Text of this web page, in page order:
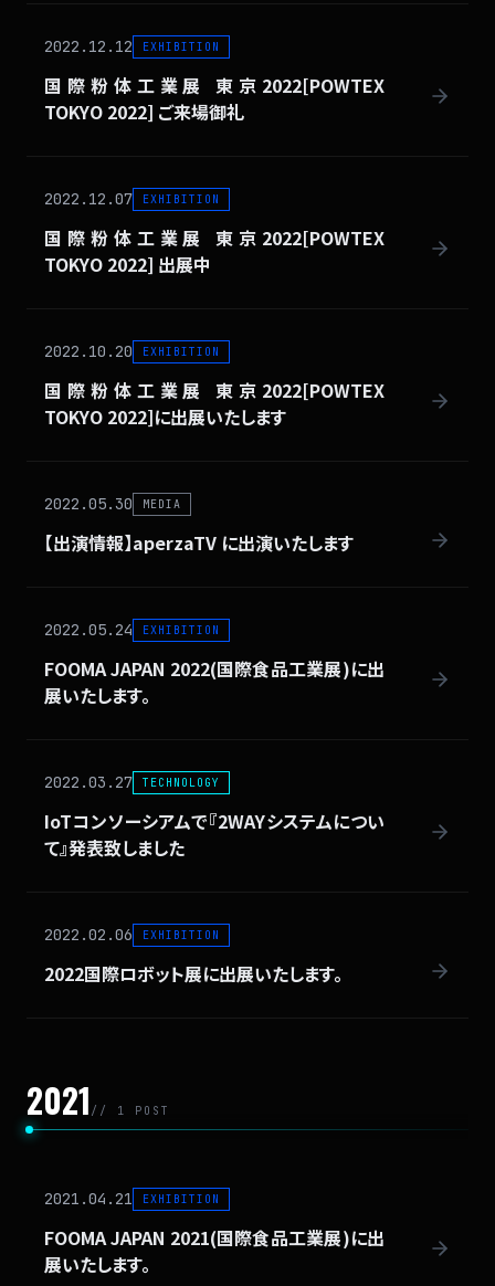
2022.12.12 EXHIBITION
国際粉体工業展 東京2022[POWTEX
TOKYO 2022] ご来場御礼
2022.12.07 EXHIBITION
国際粉体工業展 東京2022[POWTEX
TOKYO 2022] 出展中
2022.10.20 EXHIBITION
国際粉体工業展 東京2022[POWTEX
TOKYO 2022]に出展いたします
2022.05.30 MEDIA
【出演情報】aperzaTV に出演いたします
2022.05.24 EXHIBITION
FOOMA JAPAN 2022(国際食品工業展)に出
展いたします。
2022.03.27 TECHNOLOGY
IoTコンソーシアムで『2WAYシステムについ
て』発表致しました
2022.02.06 EXHIBITION
2022国際ロボット展に出展いたします。
2021 // 1 POST
2021.04.21 EXHIBITION
FOOMA JAPAN 2021(国際食品工業展)に出
展いたします。